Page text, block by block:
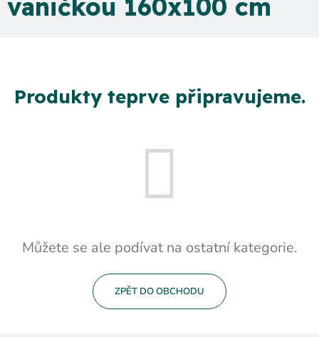
vaničkou 160x100 cm
Produkty teprve připravujeme.
Můžete se ale podívat na ostatní kategorie.
ZPĚT DO OBCHODU